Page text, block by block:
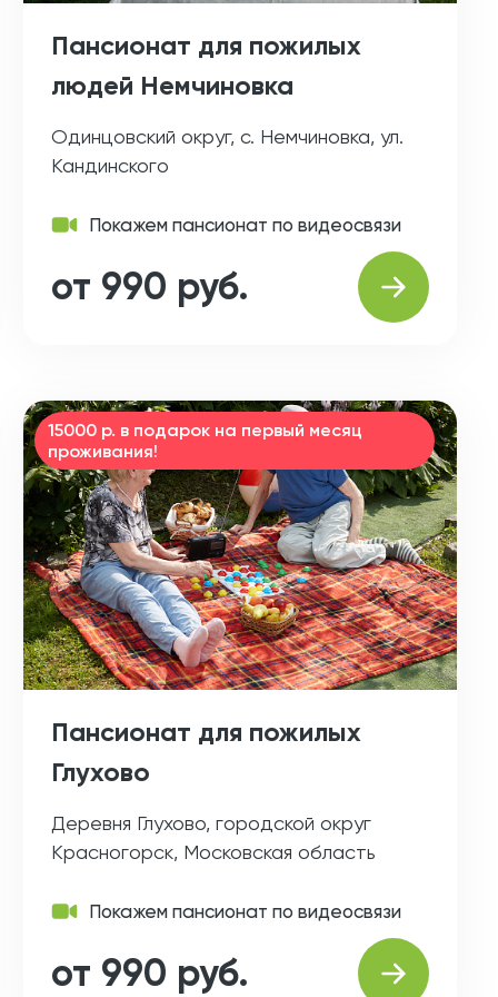
Пансионат для пожилых
людей Немчиновка
Одинцовский округ, с. Немчиновка, ул.
Кандинского
Покажем пансионат по видеосвязи
от 990 руб.
15000 р. в подарок на первый месяц
проживания!
Пансионат для пожилых
Глухово
Деревня Глухово, городской округ
Красногорск, Московская область
Покажем пансионат по видеосвязи
от 990 руб.